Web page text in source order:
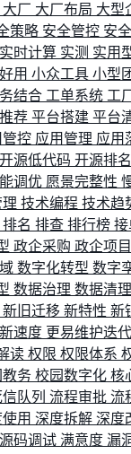
大厂 大厂布局 大型
策略 安全管控 安
实时计算 实测 实用
用 小众工具 小型
结合 工单系统 工
荐 平台搭建 平台
管控 应用管理 应用
开源低代码 开源排名
调优 愿景完整性
技术编程 技术趋
排名 排查 排行榜 接
政企采购 政企项目
数字化转型 数字
数据治理 数据清理
新旧迁移 新特性 新
速度 更易维护迭代
读 权限 权限体系
务 校园数字化 核
队列 流程审批 流
用 深度拆解 深度
源码调试 满意度 漏